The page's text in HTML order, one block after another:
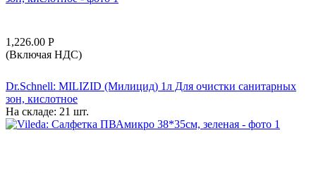
1,226.00 Р
(Включая НДС)
Dr.Schnell: MILIZID (Милицид) 1л Для очистки санитарных
зон, кислотное
На складе: 21 шт.